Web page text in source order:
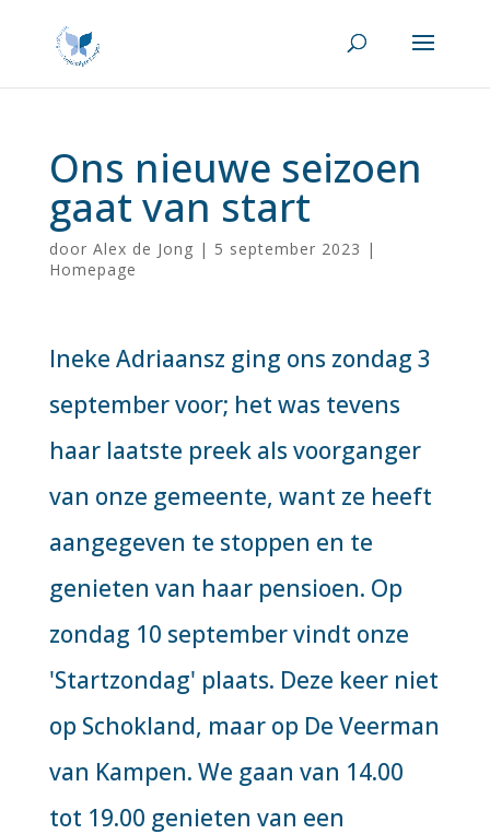
Ons nieuwe seizoen
gaat van start
door Alex de Jong | 5 september 2023 |
Homepage
Ineke Adriaansz ging ons zondag 3
september voor; het was tevens
haar laatste preek als voorganger
van onze gemeente, want ze heeft
aangegeven te stoppen en te
genieten van haar pensioen. Op
zondag 10 september vindt onze
'Startzondag' plaats. Deze keer niet
op Schokland, maar op De Veerman
van Kampen. We gaan van 14.00
tot 19.00 genieten van een